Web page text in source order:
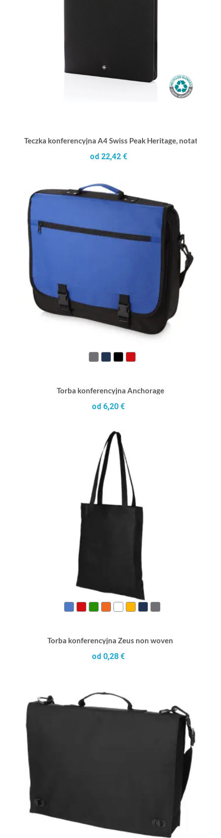
Teczka konferencyjna A4 Swiss Peak Heritage, notatnik,
od 22,42 €
Torba konferencyjna Anchorage
od 6,20 €
Torba konferencyjna Zeus non woven
od 0,28 €